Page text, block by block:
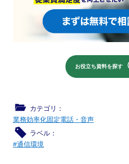
お役立ち資料を探す
カテゴリ：
業務効率化固定電話・音声
ラベル：
#通信環境